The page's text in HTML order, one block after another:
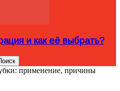
и как её выбрать?
применение, причины